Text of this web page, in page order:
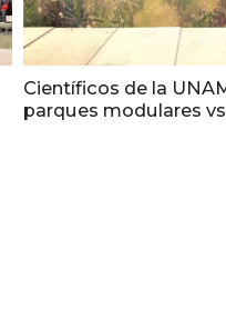
Científicos de la
parques modulares